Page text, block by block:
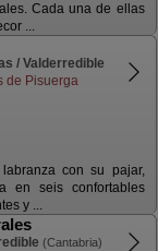
Cada una de ellas
...
/ Valderredible
de Pisuerga
con su pajar,
en seis confortables
y ...
(Cantabria)